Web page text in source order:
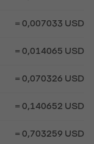
= 0,007033 USD
= 0,014065 USD
= 0,070326 USD
= 0,140652 USD
= 0,703259 USD